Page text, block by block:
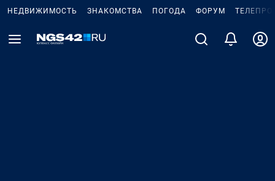
НЕДВИЖИМОСТЬ ЗНАКОМСТВА ПОГОДА ФОРУМ